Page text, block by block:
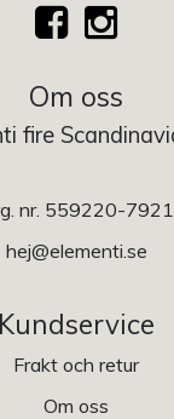
Om oss
fire
nr. 559220-7921
hej@elementi.se
Kundservice
Frakt och retur
Om oss